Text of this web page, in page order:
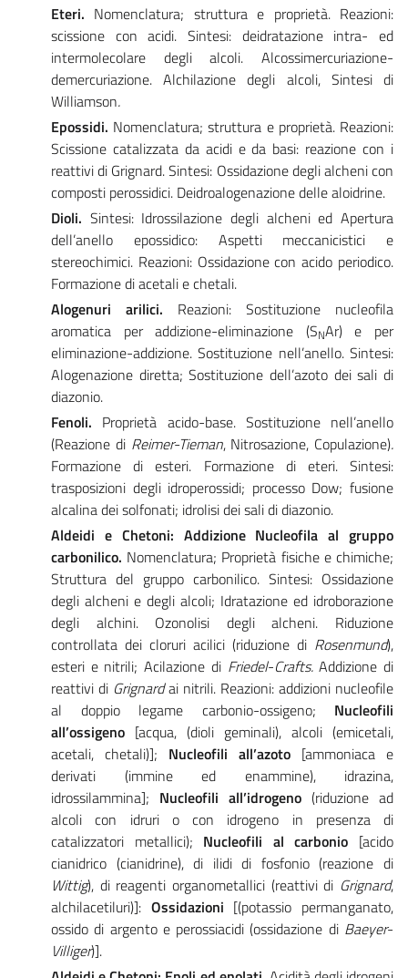
Eteri. Nomenclatura; struttura e proprietà. Reazioni:
scissione con acidi. Sintesi: deidratazione intra- ed
intermolecolare degli alcoli. Alcossimercuriazione-
demercuriazione. Alchilazione degli alcoli, Sintesi di
Williamson.
Epossidi. Nomenclatura; struttura e proprietà. Reazioni:
Scissione catalizzata da acidi e da basi: reazione con i
reattivi di Grignard. Sintesi: Ossidazione degli alcheni con
composti perossidici. Deidroalogenazione delle aloidrine.
Dioli. Sintesi: Idrossilazione degli alcheni ed Apertura
dell’anello epossidico: Aspetti meccanicistici e
stereochimici. Reazioni: Ossidazione con acido periodico.
Formazione di acetali e chetali.
Alogenuri arilici. Reazioni: Sostituzione nucleofila
aromatica per addizione-eliminazione (SNAr) e per
eliminazione-addizione. Sostituzione nell’anello. Sintesi:
Alogenazione diretta; Sostituzione dell’azoto dei sali di
diazonio.
Fenoli. Proprietà acido-base. Sostituzione nell’anello
(Reazione di Reimer-Tieman, Nitrosazione, Copulazione).
Formazione di esteri. Formazione di eteri. Sintesi:
trasposizioni degli idroperossidi; processo Dow; fusione
alcalina dei solfonati; idrolisi dei sali di diazonio.
Aldeidi e Chetoni: Addizione Nucleofila al gruppo
carbonilico. Nomenclatura; Proprietà fisiche e chimiche;
Struttura del gruppo carbonilico. Sintesi: Ossidazione
degli alcheni e degli alcoli; Idratazione ed idroborazione
degli alchini. Ozonolisi degli alcheni. Riduzione
controllata dei cloruri acilici (riduzione di Rosenmund),
esteri e nitrili; Acilazione di Friedel-Crafts.Addizione di
reattivi di Grignardai nitrili. Reazioni: addizioni nucleofile
al doppio legame carbonio-ossigeno; Nucleofili
all’ossigeno [acqua, (dioli geminali), alcoli (emicetali,
acetali, chetali)]; Nucleofili all’azoto [ammoniaca e
derivati (immine ed enammine), idrazina,
idrossilammina]; Nucleofili all’idrogeno (riduzione ad
alcoli con idruri o con idrogeno in presenza di
catalizzatori metallici); Nucleofili al carbonio [acido
cianidrico (cianidrine), di ilidi di fosfonio (reazione di
Wittig), di reagenti organometallici (reattivi di Grignard,
alchilacetiluri)]: Ossidazioni [(potassio permanganato,
ossido di argento e perossiacidi (ossidazione di Baeyer-
Villiger)].